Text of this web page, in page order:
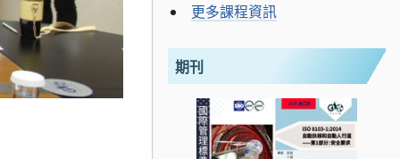
更多課程資訊
期刊